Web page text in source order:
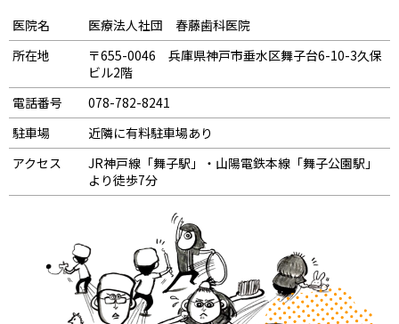
医院名
医療法人社団 春藤歯科医院
所在地
〒655-0046 兵庫県神戸市垂水区舞子台6-10-3久保
ビル2階
電話番号
078-782-8241
駐車場
近隣に有料駐車場あり
アクセス
JR神戸線「舞子駅」・山陽電鉄本線「舞子公園駅」
より徒歩7分